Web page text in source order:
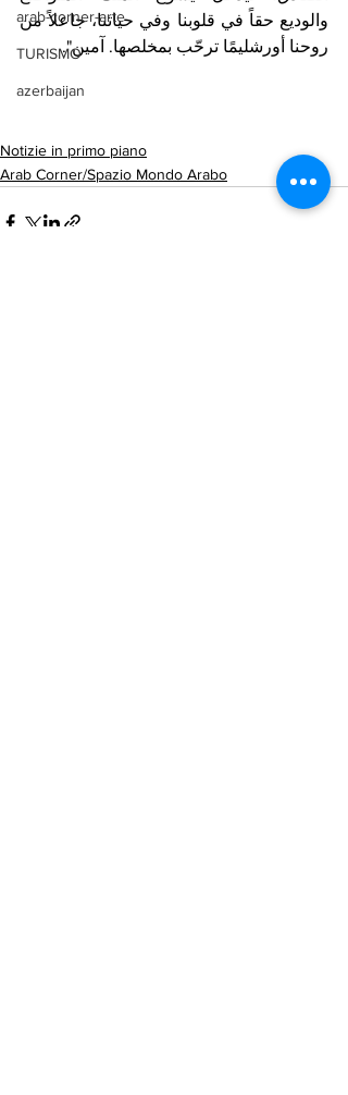
arab-corner-arte
TURISMO
azerbaijan
والوديع حقاً في قلوبنا وفي حياتنا، جاعلاً من
روحنا أورشليمًا ترحّب بمخلصها. آمين".
Notizie in primo piano
Arab Corner/Spazio Mondo Arabo